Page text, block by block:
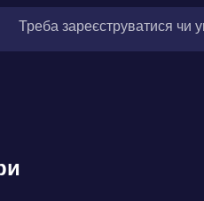
Треба зареєструватися чи